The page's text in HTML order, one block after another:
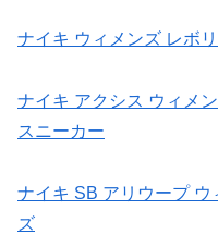
ナイキ ウィメンズ レボ
ナイキ アクシス ウィメ
スニーカー
ナイキ SB アリウープ
ズ